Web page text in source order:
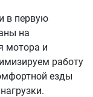
в первую
на
мотора и
работу
езды